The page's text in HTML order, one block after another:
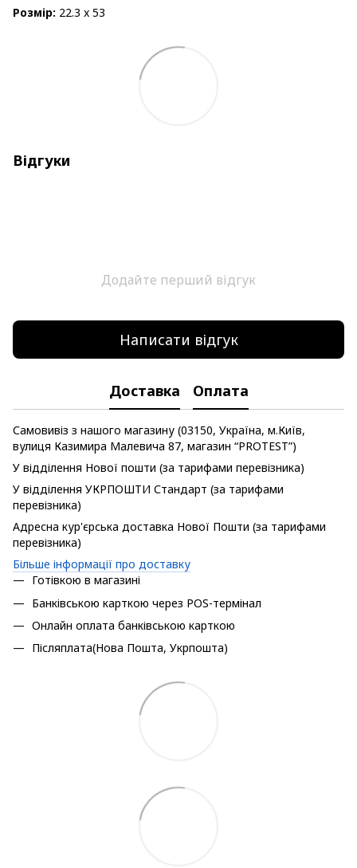
Розмір: 22.3 x 53
Відгуки
Додайте перший відгук
Написати відгук
Доставка Оплата
Самовивіз з нашого магазину (03150, Україна, м.Київ,
вулиця Казимира Малевича 87, магазин “PROTEST”)
У відділення Нової пошти (за тарифами перевізника)
У відділення УКРПОШТИ Стандарт (за тарифами
перевізника)
Адресна кур'єрська доставка Нової Пошти (за тарифами
перевізника)
Більше інформації про доставку
Готівкою в магазині
Банківською карткою через POS-термінал
Онлайн оплата банківською карткою
Післяплата(Нова Пошта, Укрпошта)